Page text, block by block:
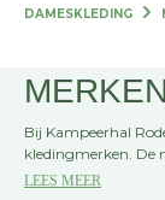
DAMESKLEDING
Bij Kampeerhal
kledingmerken. De
prachtige kleding
LEES MEER